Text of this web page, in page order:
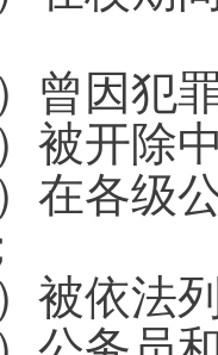
）曾因犯
）被开除
）在各级
）被依法